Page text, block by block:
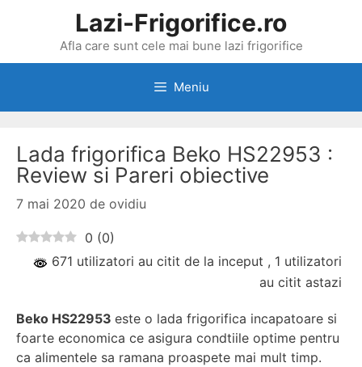
Lazi-Frigorifice.ro
Afla care sunt cele mai bune lazi frigorifice
Meniu
Lada frigorifica Beko HS22953 :
Review si Pareri obiective
7 mai 2020 de ovidiu
0 (0)
671 utilizatori au citit de la inceput , 1 utilizatori
au citit astazi
Beko HS22953 este o lada frigorifica incapatoare si
foarte economica ce asigura condtiile optime pentru
ca alimentele sa ramana proaspete mai mult timp.